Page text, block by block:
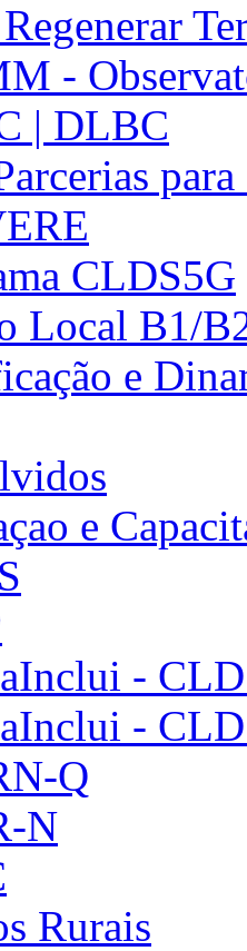
-
| DLBC
CLDS5G
Local B1/
e
e
-
-
Q
N
Rurais